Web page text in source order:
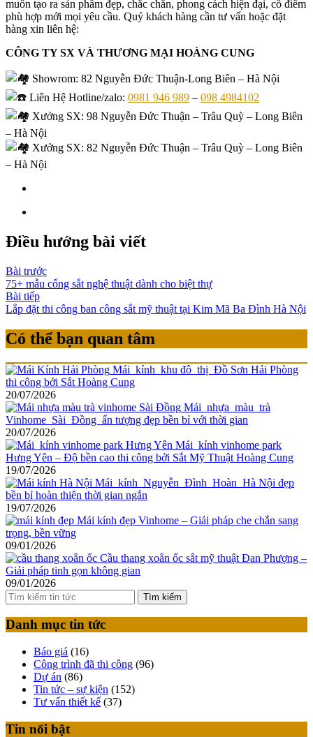
muốn tạo ra sản phẩm đẹp, chắc chắn, phong cách hiện đại, cổ điểm
phù hợp mới mọi yêu cầu. Quý khách hàng cần tư vấn hoặc đặt
hàng xin liên hệ:
CÔNG TY SX VÀ THƯƠNG MẠI HOÀNG CUNG
Showrom: 82 Nguyễn Đức Thuận-Long Biên – Hà Nội
Liên Hệ Hotline/zalo: 0981 946 989 – 098 4984102
Xưởng SX: 98 Nguyễn Đức Thuận – Trâu Quỳ – Long Biên
– Hà Nội
Xưởng SX: 82 Nguyễn Đức Thuận – Trâu Quỳ – Long Biên
– Hà Nội
Điều hướng bài viết
Bài trước
75+ mẫu cổng sắt nghệ thuật dành cho biệt thự
Bài tiếp
Lắp đặt thi công ban công sắt mỹ thuật tại Kim Mã Ba Đình Hà Nội
Có thể bạn quan tâm
Mái kính khu đô thị Đồ Sơn Hải Phòng
thi công bởi Sắt Hoàng Cung
20/07/2026
Mái nhựa màu trà
Vinhome Sài Đồng ấn tượng đẹp bền bỉ với thời gian
20/07/2026
Mái kính vinhome park
Hưng Yên – Độ bền cao thi công bởi Sắt Mỹ Thuật Hoàng Cung
19/07/2026
Mái kính Nguyễn Đình Hoàn Hà Nội đẹp
bền bỉ hoàn thiện thời gian ngắn
19/07/2026
Mái kính đẹp Vinhome – Giải pháp che chắn sang
trọng, bền vững
09/01/2026
Cầu thang xoắn ốc sắt mỹ thuật Đan Phượng –
Giải pháp tinh gọn không gian
09/01/2026
Tìm kiếm
Danh mục tin tức
Báo giá (16)
Công trình đã thi công (96)
Dự án (86)
Tin tức – sự kiện (152)
Tư vấn thiết kế (37)
Tin nổi bật